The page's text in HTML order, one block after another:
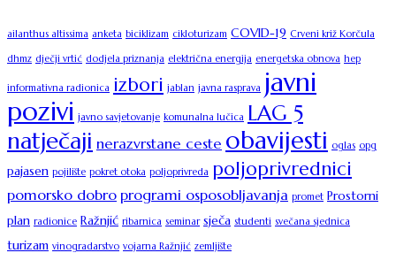
ailanthus altissima anketa biciklizam cikloturizam COVID-19 Crveni križ Korčula
dhmz dječji vrtić dodjela priznanja električna energija energetska obnova hep
informativna radionica izbori jablan javna rasprava javni
pozivi javno savjetovanje komunalna lučica LAG 5
natječaji nerazvrstane ceste obavijesti oglas opg
pajasen pojilište pokret otoka poljoprivreda poljoprivrednici
pomorsko dobroprogrami osposobljavanja promet Prostorni
plan radionice Ražnjić ribarnica seminar sječa studenti svečana sjednica
turizam vinogradarstvo vojarna Ražnjić zemljište